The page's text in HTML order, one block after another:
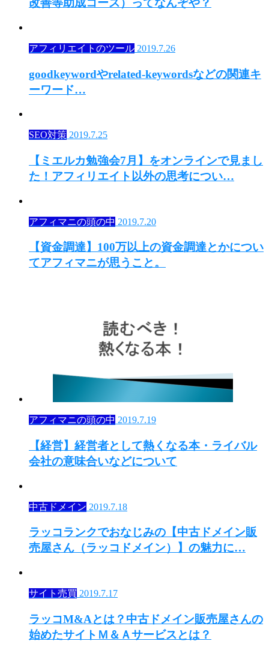
改善等助成コース）ってなんぞや？
アフィリエイトのツール 2019.7.26
goodkeywordやrelated-keywordsなどの関連キ
ーワード…
SEO対策 2019.7.25
【ミエルカ勉強会7月】をオンラインで見まし
た！アフィリエイト以外の思考につい…
アフィマニの頭の中 2019.7.20
【資金調達】100万以上の資金調達とかについ
てアフィマニが思うこと。
アフィマニの頭の中 2019.7.19
【経営】経営者として熱くなる本・ライバル
会社の意味合いなどについて
中古ドメイン 2019.7.18
ラッコランクでおなじみの【中古ドメイン販
売屋さん（ラッコドメイン）】の魅力に…
サイト売買 2019.7.17
ラッコM&Aとは？中古ドメイン販売屋さんの
始めたサイトＭ＆Ａサービスとは？